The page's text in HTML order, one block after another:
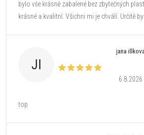
bylo vše krásně zabalené bez zbytečných
krásné a kvalitní. Všichni mi je chválí. Určitě
JI
jana illkova
6.8.2026
top